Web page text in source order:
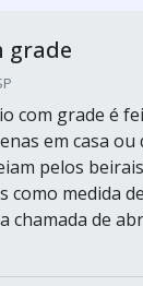
grade
com grade é
em casa
pelos
como medida
de